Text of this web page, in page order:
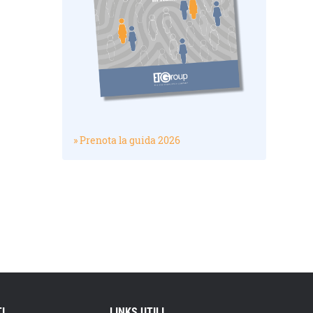
» Prenota la guida 2026